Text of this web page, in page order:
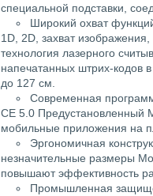
специальной подставки,
Широкий охват
1D, 2D, захват
технология лазерного
напечатанных штрих-кодов
до 127 см.
Современная
CE 5.0 Предустановленный
мобильные приложения на
Эргономичная
незначительные размеры
повышают эффективность
Промышленная